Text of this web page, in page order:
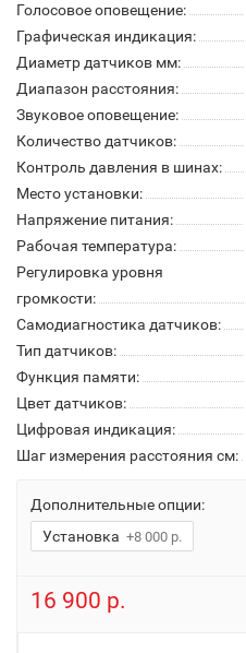
Голосовое оповещение:
Графическая индикация:
Диаметр датчиков мм:
Диапазон расстояния:
Звуковое оповещение:
Количество датчиков:
Контроль давления в шинах:
Место установки:
Напряжение питания:
Рабочая температура:
Регулировка уровня
громкости:
Самодиагностика датчиков:
Тип датчиков:
Функция памяти:
Цвет датчиков:
Цифровая индикация:
Шаг измерения расстояния см:
Дополнительные опции:
Установка +8 000 р.
16 900 р.